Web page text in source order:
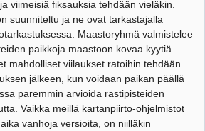
viimeisiä fiksauksia tehdään vieläkin.
suunniteltu ja ne ovat tarkastajalla
Maastoryhmä valmistelee
paikkoja maastoon kovaa kyytiä.
mahdolliset viilaukset ratoihin tehdään
jälkeen, kun voidaan paikan päällä
paremmin arvioida rastipisteiden
Vaikka meillä kartanpiirto-ohjelmistot
vanhoja versioita, on niilläkin